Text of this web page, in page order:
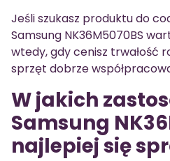
Jeśli szukasz produktu do
Samsung NK36M5070BS
wtedy, gdy cenisz trwałość
sprzęt dobrze
W jakich
Samsung
najlepiej się